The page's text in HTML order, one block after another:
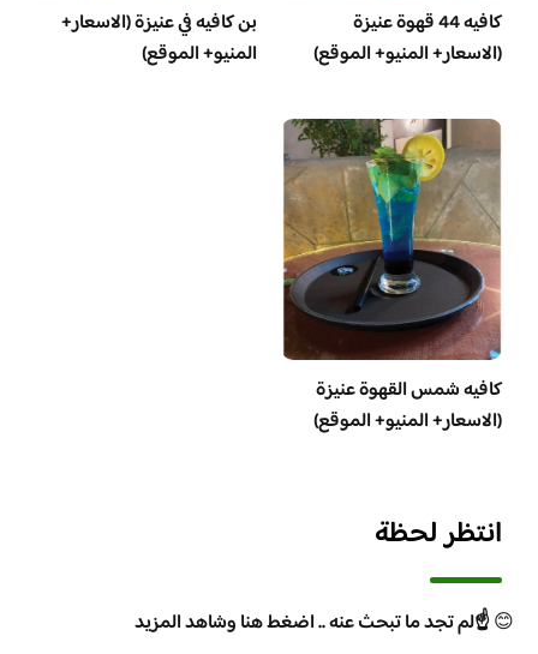
كافيه 44 قهوة عنيزة
(الاسعار+ المنيو+ الموقع)
بن كافيه في عنيزة (الاسعار+
المنيو+ الموقع)
كافيه شمس القهوة عنيزة
(الاسعار+ المنيو+ الموقع)
انتظر لحظة
😊☝️لم تجد ما تبحث عنه .. اضغط هنا وشاهد المزيد